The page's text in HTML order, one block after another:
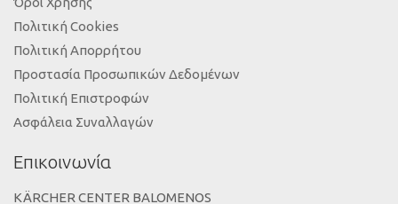
Πολιτική Cookies
Πολιτική Απορρήτου
Προστασία Προσωπικών Δεδομένων
Πολιτική Επιστροφών
Ασφάλεια Συναλλαγών
Επικοινωνία
KÄRCHER CENTER BALOMENOS